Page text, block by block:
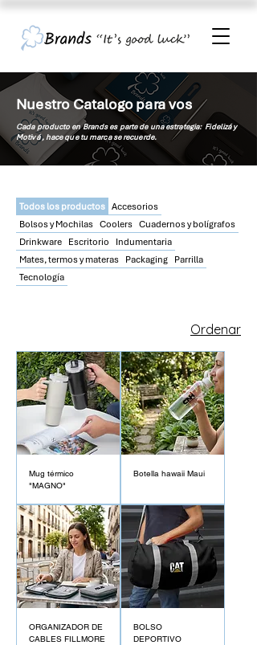
Nuestro Catalogo para vos
Cada producto en Brands es parte de una estrategia: Fidelizá y
Motivá , hace que tumarcase recuerde.
Todos los productos Accesorios
Bolsos y Mochilas Coolers Cuadernos y bolígrafos
Drinkware
Escritorio
Indumentaria
Mates, termos y materas
Packaging
Parrilla
Tecnología
Ordenar
Mug térmico
"MAGNO"
Botella hawaii Maui
ORGANIZADOR DE
CABLES FILLMORE
BOLSO
DEPORTIVO